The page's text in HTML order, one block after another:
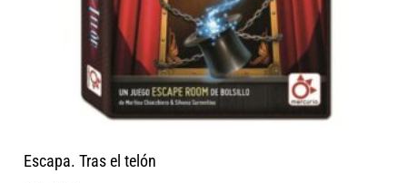
Escapa. Tras el telón